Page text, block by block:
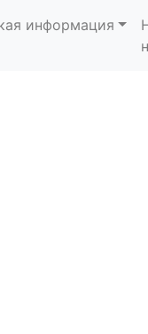
информация